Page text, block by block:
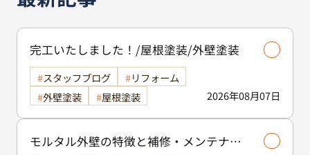
完工いたしました！/屋根塗装/外壁塗装
2026年08月07日
スタッフブログ
リフォーム
外壁塗装
屋根塗装
モルタル外壁の特徴と補修・メンテナン